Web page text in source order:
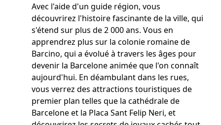
Avec l'aide d'un guide région, vous
découvrirez l'histoire fascinante de la ville, qui
s'étend sur plus de 2 000 ans. Vous en
apprendrez plus sur la colonie romaine de
Barcino, qui a évolué à travers les âges pour
devenir la Barcelone animée que l'on connaît
aujourd'hui. En déambulant dans les rues,
vous verrez des attractions touristiques de
premier plan telles que la cathédrale de
Barcelone et la Placa Sant Felip Neri, et